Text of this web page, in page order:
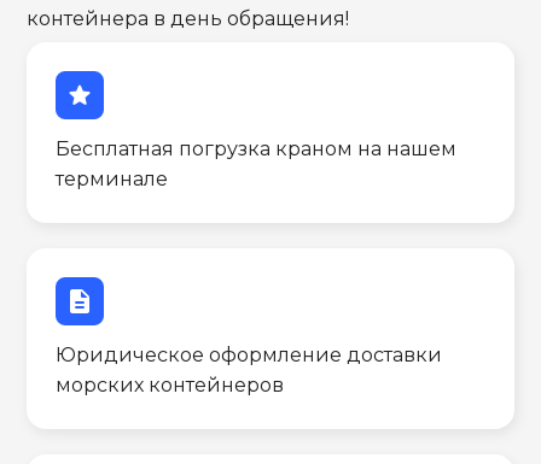
контейнера в день обращения!
star
Бесплатная погрузка краном на нашем
терминале
description
Юридическое оформление доставки
морских контейнеров